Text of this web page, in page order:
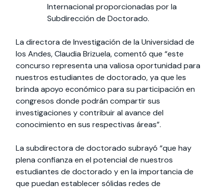
Internacional proporcionadas por la
Subdirección de Doctorado.
La directora de Investigación de la Universidad de
los Andes, Claudia Brizuela, comentó que “este
concurso representa una valiosa oportunidad para
nuestros estudiantes de doctorado, ya que les
brinda apoyo económico para su participación en
congresos donde podrán compartir sus
investigaciones y contribuir al avance del
conocimiento en sus respectivas áreas”.
La subdirectora de doctorado subrayó “que hay
plena confianza en el potencial de nuestros
estudiantes de doctorado y en la importancia de
que puedan establecer sólidas redes de